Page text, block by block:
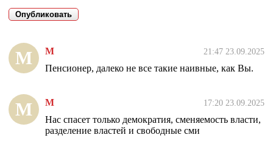
М М 21:47 23.09.2025
Пенсионер, далеко не все такие наивные, как Вы.
М М 17:20 23.09.2025
Нас спасет только демократия, сменяемость власти,
разделение властей и свободные сми